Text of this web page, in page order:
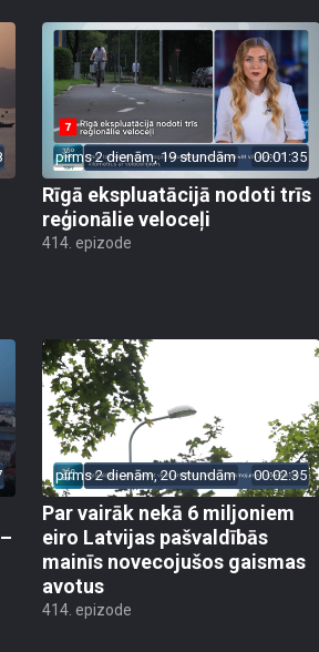
pirms 2 dienām, 19 stundām 00:01:35
Rīgā ekspluatācijā nodoti trīs
reģionālie veloceļi
414. epizode
pirms 2 dienām, 20 stundām 00:02:35
Par vairāk nekā 6 miljoniem
eiro Latvijas pašvaldībās
mainīs novecojušos gaismas
avotus
414. epizode